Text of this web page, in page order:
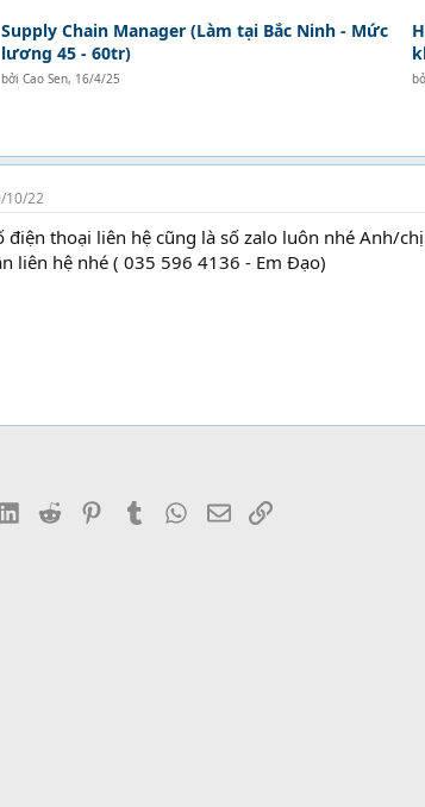
Supply Chain Manager (Làm tại Bắc Ninh - Mức
lương 45 - 60tr)
bởi Cao Sen, 16/4/25
10/22
điện thoại liên hệ cũng là số zalo luôn nhé Anh/
liên hệ nhé ( 035 596 4136 - Em Đạo)
LinkedIn
Reddit PinterestTumblr WhatsApp
EmailLink